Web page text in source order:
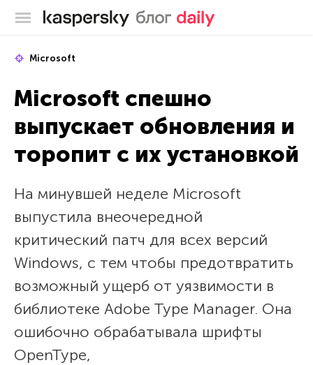
Блог Касперского
Microsoft
Microsoft спешно
выпускает обновления и
торопит с их установкой
На минувшей неделе Microsoft
выпустила внеочередной
критический патч для всех версий
Windows, с тем чтобы предотвратить
возможный ущерб от уязвимости в
библиотеке Adobe Type Manager. Она
ошибочно обрабатывала шрифты
OpenType,